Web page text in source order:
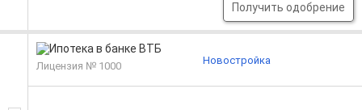
Получить одобрение
Лицензия № 1000 Новостройка